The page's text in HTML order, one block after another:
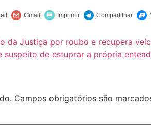
da Justiça por roubo e recupera
suspeito de estuprar a própria
Campos obrigatórios são